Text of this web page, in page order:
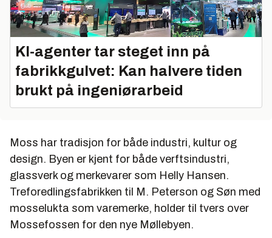
KI-agenter tar steget inn på
fabrikkgulvet: Kan halvere tiden
brukt på ingeniørarbeid
Moss har tradisjon for både industri, kultur og
design. Byen er kjent for både verftsindustri,
glassverk og merkevarer som Helly Hansen.
Treforedlingsfabrikken til M. Peterson og Søn med
mosselukta som varemerke, holder til tvers over
Mossefossen for den nye Møllebyen.